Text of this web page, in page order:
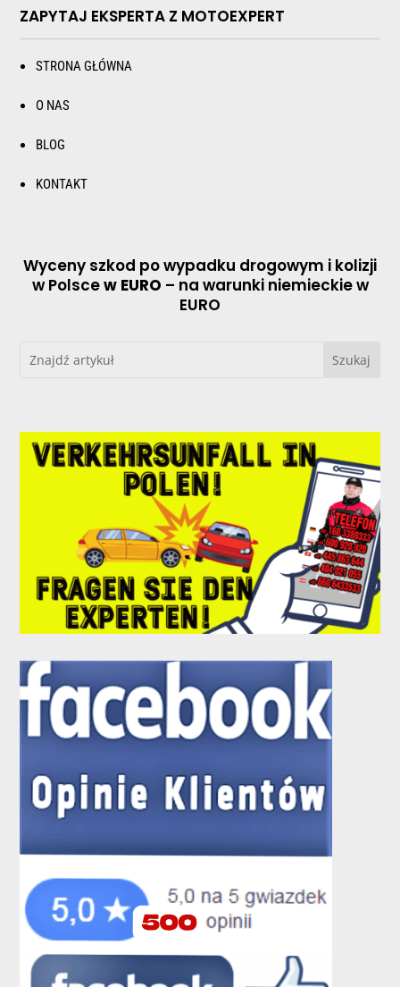
ZAPYTAJ EKSPERTA Z MOTOEXPERT
STRONA GŁÓWNA
O NAS
BLOG
KONTAKT
Wyceny szkod po wypadku drogowym i kolizji
w Polscew EURO – na warunki niemieckie w
EURO